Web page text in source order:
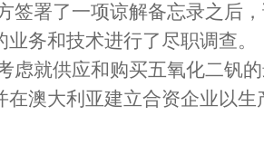
签署了一项谅解备忘录之后
务和技术进行了尽职调查。
虑就供应和购买五氧化二钒
在澳大利亚建立合资企业以